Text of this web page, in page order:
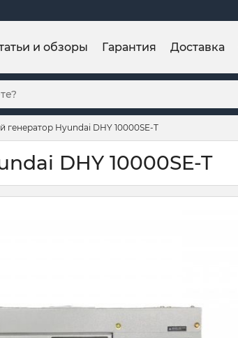
и обзоры Гарантия Доставка
генератор Hyundai DHY 10000SE-T
DHY 10000SE-T